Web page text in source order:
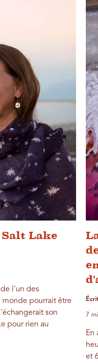
Lake
l'un des
monde pourrait être
son
pour rien au
7
En
et